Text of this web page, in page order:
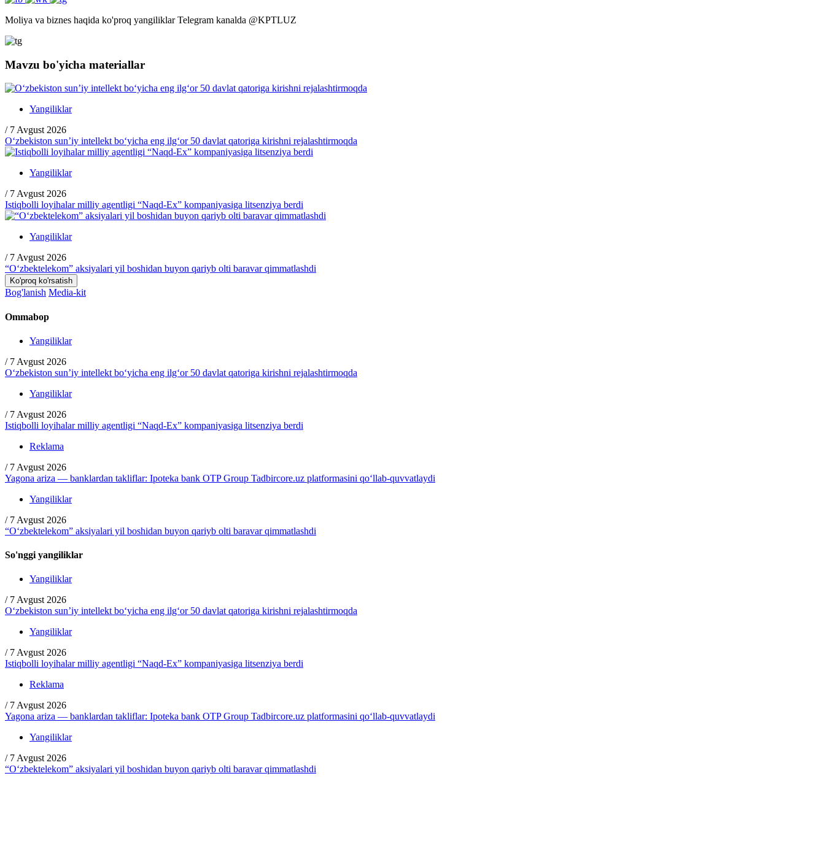
Moliya va biznes haqida ko'proq yangiliklar Telegram kanalda @KPTLUZ
Mavzu bo'yicha materiallar
Yangiliklar
/ 7 Avgust 2026
O‘zbekiston sun’iy intellekt bo‘yicha eng ilg‘or 50 davlat qatoriga kirishni rejalashtirmoqda
Yangiliklar
/ 7 Avgust 2026
Istiqbolli loyihalar milliy agentligi “Naqd-Ex” kompaniyasiga litsenziya berdi
Yangiliklar
/ 7 Avgust 2026
“O‘zbektelekom” aksiyalari yil boshidan buyon qariyb olti baravar qimmatlashdi
Ko'proq ko'rsatish
Bog'lanish Media-kit
Ommabop
Yangiliklar
/ 7 Avgust 2026
O‘zbekiston sun’iy intellekt bo‘yicha eng ilg‘or 50 davlat qatoriga kirishni rejalashtirmoqda
Yangiliklar
/ 7 Avgust 2026
Istiqbolli loyihalar milliy agentligi “Naqd-Ex” kompaniyasiga litsenziya berdi
Reklama
/ 7 Avgust 2026
Yagona ariza — banklardan takliflar: Ipoteka bank OTP Group Tadbircore.uz platformasini qo‘llab-quvvatlaydi
Yangiliklar
/ 7 Avgust 2026
“O‘zbektelekom” aksiyalari yil boshidan buyon qariyb olti baravar qimmatlashdi
So'nggi yangiliklar
Yangiliklar
/ 7 Avgust 2026
O‘zbekiston sun’iy intellekt bo‘yicha eng ilg‘or 50 davlat qatoriga kirishni rejalashtirmoqda
Yangiliklar
/ 7 Avgust 2026
Istiqbolli loyihalar milliy agentligi “Naqd-Ex” kompaniyasiga litsenziya berdi
Reklama
/ 7 Avgust 2026
Yagona ariza — banklardan takliflar: Ipoteka bank OTP Group Tadbircore.uz platformasini qo‘llab-quvvatlaydi
Yangiliklar
/ 7 Avgust 2026
“O‘zbektelekom” aksiyalari yil boshidan buyon qariyb olti baravar qimmatlashdi